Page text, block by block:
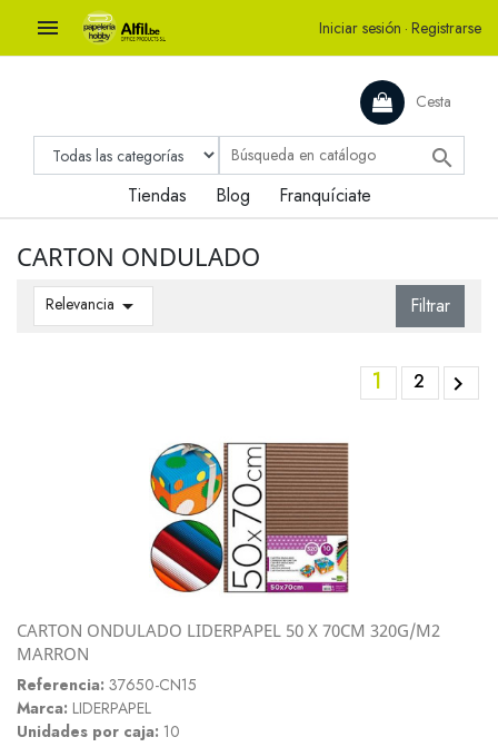
 Iniciar sesión · Registrarse
Cesta

Tiendas Blog Franquíciate
CARTON ONDULADO
Relevancia  Filtrar
1 2 
CARTON ONDULADO LIDERPAPEL 50 X 70CM 320G/M2
MARRON
Referencia: 37650-CN15
Marca: LIDERPAPEL
Unidades por caja: 10